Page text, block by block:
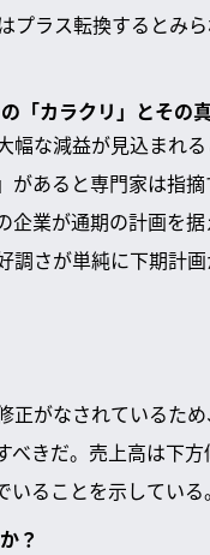
プラス転換するとみ
「カラクリ」とその
な減益が見込まれ
あると専門家は指
業が通期の計画を据
さが単純に下期計
がなされているた
きだ。売上高は下
ることを示している。
？